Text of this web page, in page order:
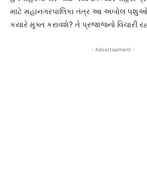
માટે મહાનગરપાલિકા તંત્ર આ અબોલ
કયારે મુક્ત કરાવશે? તે પ્રજાજનો વિચારી
- Advertisement -